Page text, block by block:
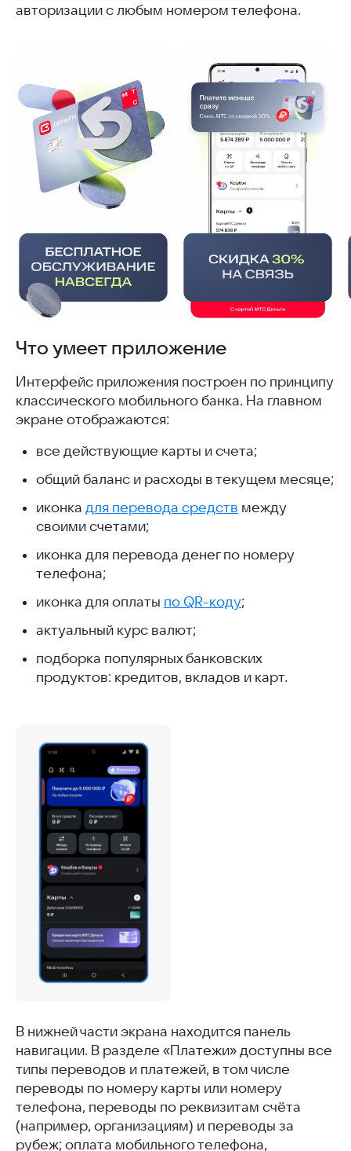
авторизации с любым номером телефона.
Что умеет приложение
Интерфейс приложения построен по принципу
классического мобильного банка. На главном
экране отображаются:
все действующие карты и счета;
общий баланс и расходы в текущем месяце;
иконка для перевода средств между
своими счетами;
иконка для перевода денег по номеру
телефона;
иконка для оплаты по QR-коду;
актуальный курс валют;
подборка популярных банковских
продуктов: кредитов, вкладов и карт.
В нижней части экрана находится панель
навигации. В разделе «Платежи» доступны все
типы переводов и платежей, в том числе
переводы по номеру карты или номеру
телефона, переводы по реквизитам счёта
(например, организациям) и переводы за
рубеж; оплата мобильного телефона,